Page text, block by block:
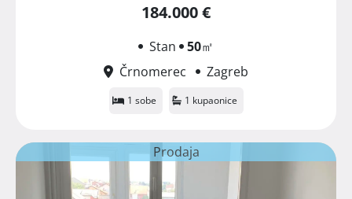
184.000 €
Stan 50㎡
Črnomerec
Zagreb
1 sobe 1 kupaonice
Prodaja